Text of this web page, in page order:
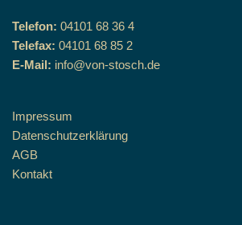
Telefon: 04101 68 36 4
Telefax: 04101 68 85 2
E-Mail: info@von-stosch.de
Impressum
Datenschutzerklärung
AGB
Kontakt